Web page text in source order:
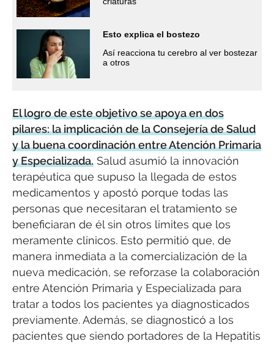
Esto explica el bostezo
Así reacciona tu cerebro al ver bostezar
a otros
El logro de este objetivo se apoya en dos
pilares: la implicación de la Consejería de Salud
y la buena coordinación entre Atención Primaria
y Especializada. Salud asumió la innovación
terapéutica que supuso la llegada de estos
medicamentos y apostó porque todas las
personas que necesitaran el tratamiento se
beneficiaran de él sin otros límites que los
meramente clínicos. Esto permitió que, de
manera inmediata a la comercialización de la
nueva medicación, se reforzase la colaboración
entre Atención Primaria y Especializada para
tratar a todos los pacientes ya diagnosticados
previamente. Además, se diagnosticó a los
pacientes que siendo portadores de la Hepatitis